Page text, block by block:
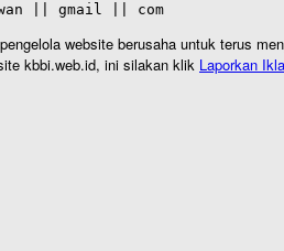
|| gmail || com
website berusaha untuk terus
kbbi.web.id, ini silakan klik Laporkan